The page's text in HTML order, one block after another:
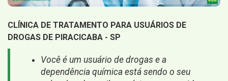
CLÍNICA DE TRATAMENTO PARA USUÁRIOS DE
DROGAS DE PIRACICABA - SP
Você é um usuário de drogas e a
dependência química está sendo o seu